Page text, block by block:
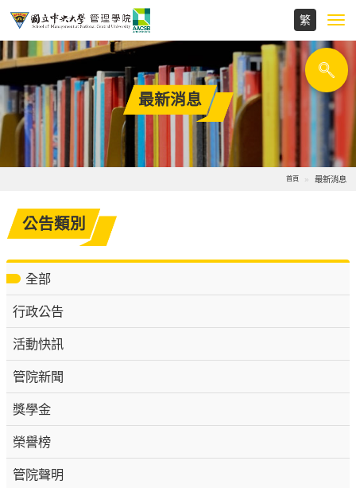
最新消息
首頁 最新消息
公告類別
全部
行政公告
活動快訊
管院新聞
獎學金
榮譽榜
管院聲明